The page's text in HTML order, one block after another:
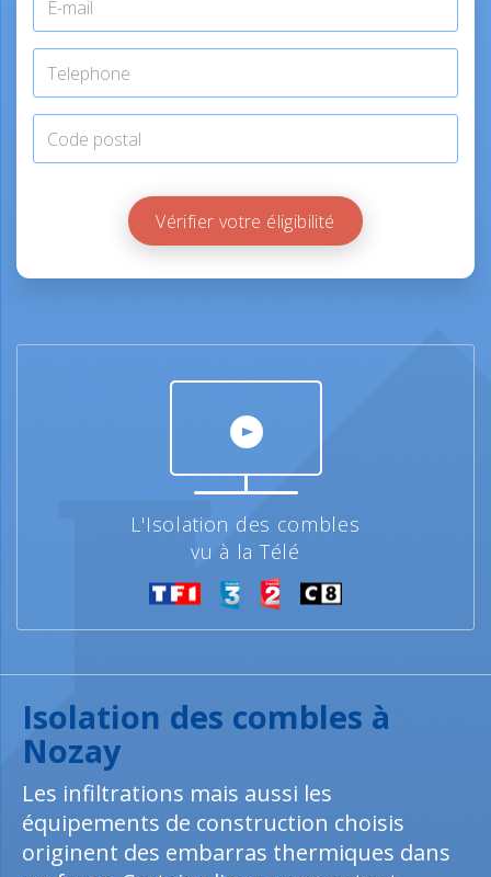
Vérifier votre éligibilité
L'Isolation des combles
vu à la Télé
Isolation des combles à
Nozay
Les infiltrations mais aussi les
équipements de construction choisis
originent des embarras thermiques dans